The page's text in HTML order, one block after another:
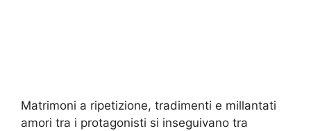
Matrimoni a ripetizione, tradimenti e millantati
amori tra i protagonisti si inseguivano tra